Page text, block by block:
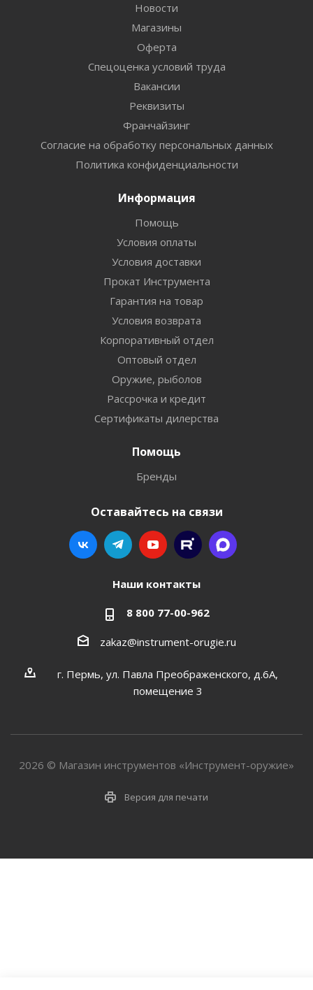
Новости
Магазины
Оферта
Спецоценка условий труда
Вакансии
Реквизиты
Франчайзинг
Согласие на обработку персональных данных
Политика конфиденциальности
Информация
Помощь
Условия оплаты
Условия доставки
Прокат Инструмента
Гарантия на товар
Условия возврата
Корпоративный отдел
Оптовый отдел
Оружие, рыболов
Рассрочка и кредит
Сертификаты дилерства
Помощь
Бренды
Оставайтесь на связи
Наши контакты
8 800 77-00-962
zakaz@instrument-orugie.ru
г. Пермь, ул. Павла Преображенского, д.6А,
помещение 3
2026 © Магазин инструментов «Инструмент-оружие»
Версия для печати